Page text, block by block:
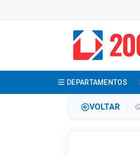
DEPARTAMENTOS
VOLTAR